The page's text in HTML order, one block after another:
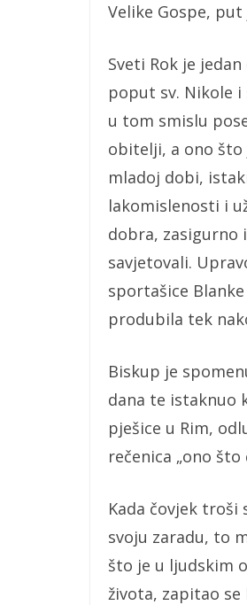
Velike Gospe,
Sveti Rok je
poput sv. Nikole
u tom smislu
obitelji, a ono što
mladoj dobi,
lakomislenosti i
dobra, zasigurno
savjetovali.
sportašice
produbila tek
Biskup je
dana te istaknuo
pješice u Rim,
rečenica „ono
Kada čovjek
svoju zaradu, to
što je u ljudskim
života, zapitao se